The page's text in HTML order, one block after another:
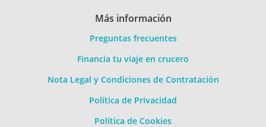
Más información
Preguntas frecuentes
Financia tu viaje en crucero
Nota Legal y Condiciones de Contratación
Política de Privacidad
Política de Cookies